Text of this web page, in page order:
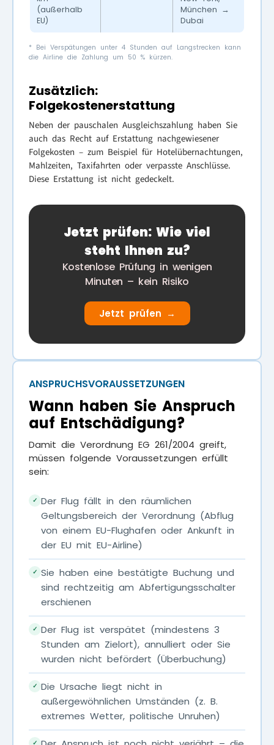
(außerhalb
EU)
München →
Dubai
* Bei Verspätungen unter 4 Stunden auf Langstrecken kann
die Airline die Zahlung um 50 % kürzen.
Zusätzlich:
Folgekostenerstattung
Neben der pauschalen Ausgleichszahlung haben Sie
auch das Recht auf Erstattung nachgewiesener
Folgekosten – zum Beispiel für Hotelübernachtungen,
Mahlzeiten, Taxifahrten oder verpasste Anschlüsse.
Diese Erstattung ist nicht gedeckelt.
Jetzt prüfen: Wie viel
steht Ihnen zu?
Kostenlose Prüfung in wenigen
Minuten – kein Risiko
Jetzt prüfen →
ANSPRUCHSVORAUSSETZUNGEN
Wann haben Sie Anspruch
auf Entschädigung?
Damit die Verordnung EG 261/2004 greift,
müssen folgende Voraussetzungen erfüllt
sein:
✓ Der Flug fällt in den räumlichen
Geltungsbereich der Verordnung (Abflug
von einem EU-Flughafen oder Ankunft in
der EU mit EU-Airline)
✓ Sie haben eine bestätigte Buchung und
sind rechtzeitig am Abfertigungsschalter
erschienen
✓ Der Flug ist verspätet (mindestens 3
Stunden am Zielort), annulliert oder Sie
wurden nicht befördert (Überbuchung)
✓ Die Ursache liegt nicht in
außergewöhnlichen Umständen (z. B.
extremes Wetter, politische Unruhen)
✓